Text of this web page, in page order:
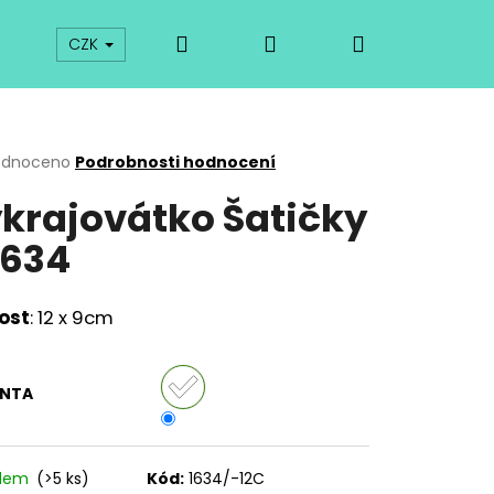
Kurzy Odkazy O vykrajovátkách
CZK Přihlášení
Podrobnosti hodnocení
Šatičky
: 12 x 9cm
(>5 ks) Kód: 1634/-12C